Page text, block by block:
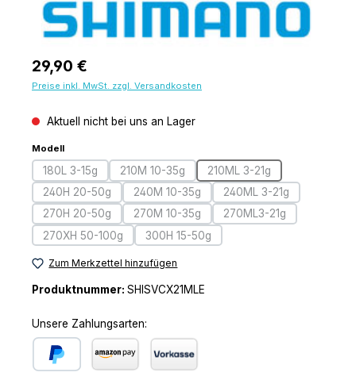
Regulärer Preis:
29,90 €
Preise inkl. MwSt. zzgl. Versandkosten
Aktuell nicht bei uns an Lager
Modellauswählen
180L 3-15g(Diese Option ist zurzeit nicht verfügbar.)
210M 10-35g(Diese Option ist zurzeit nicht verfügbar.)
210ML 3-21g(Diese Option ist zurzeit
240H 20-50g(Diese Option ist zurzeit nicht verfügbar.)
240M 10-35g(Diese Option ist zurzeit nicht verfügbar.)
240ML 3-21g(Diese Option ist
270H 20-50g(Diese Option ist zurzeit nicht verfügbar.)
270M 10-35g(Diese Option ist zurzeit nicht verfügbar.)
270ML3-21g(Diese Option ist
270XH 50-100g(Diese Option ist zurzeit nicht verfügbar.)
300H 15-50g(Diese Option ist zurzeit nicht
Zum Merkzettel hinzufügen
Produktnummer: SHISVCX21MLE
Unsere Zahlungsarten: